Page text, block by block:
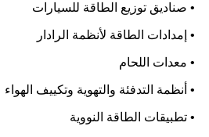
• صناديق توزيع الطاقة للسيارات
• إمدادات الطاقة لأنظمة الرادار
• معدات اللحام
• أنظمة التدفئة والتهوية وتكييف الهواء
• تطبيقات الطاقة النووية